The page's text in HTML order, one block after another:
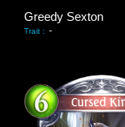
Greedy Sexton
Trait : -